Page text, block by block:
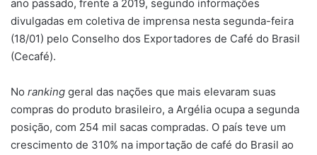
ano passado, frente a 2019, segundo informações
divulgadas em coletiva de imprensa nesta segunda-feira
(18/01) pelo Conselho dos Exportadores de Café do Brasil
(Cecafé).
No ranking geral das nações que mais elevaram suas
compras do produto brasileiro, a Argélia ocupa a segunda
posição, com 254 mil sacas compradas. O país teve um
crescimento de 310% na importação de café do Brasil ao